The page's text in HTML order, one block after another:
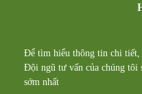
Để tìm hiểu thông tin chi tiết,
Đội ngũ tư vấn của chúng tôi
sớm nhất